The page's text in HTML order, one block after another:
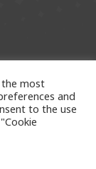
most
and
to the use